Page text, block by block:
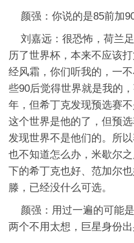
颜强：你说的是85前加90
刘嘉远：很恐怖，荷兰
历了世界杯，本来不应该
经风霜，你们听我的，一
些90后觉得世界就是我的
年，但希丁克发现预选赛
这个世界是他的了，但预
发现世界不是他们的。所
也不知道怎么办，米歇尔
下的希丁克也好、范加尔
滕，已经没什么可选。
颜强：用过一遍的可能
两个不用太想，巨星身份出